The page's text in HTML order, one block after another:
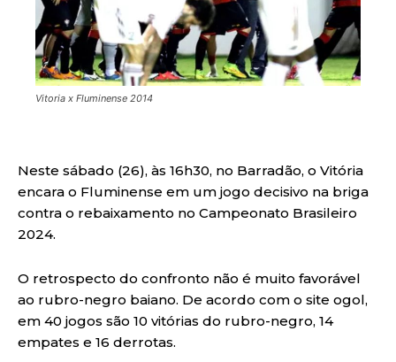
Vitoria x Fluminense 2014
Neste sábado (26), às 16h30, no Barradão, o Vitória
encara o Fluminense em um jogo decisivo na briga
contra o rebaixamento no Campeonato Brasileiro
2024.
O retrospecto do confronto não é muito favorável
ao rubro-negro baiano. De acordo com o site ogol,
em 40 jogos são 10 vitórias do rubro-negro, 14
empates e 16 derrotas.